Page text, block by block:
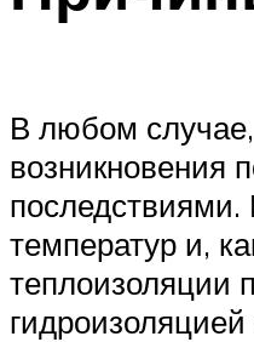
В любом
возникновения
последствиями.
температур и,
теплоизоляции